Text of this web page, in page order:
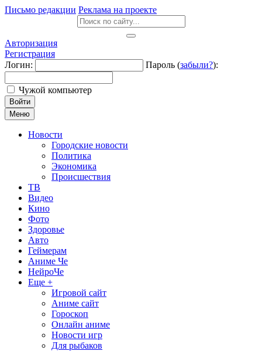
Письмо редакции Реклама на проекте
Авторизация
Регистрация
Логин:
Пароль (забыли?):
Чужой компьютер
Войти
Меню
Новости
Городские новости
Политика
Экономика
Происшествия
ТВ
Видео
Кино
Фото
Здоровье
Авто
Геймерам
Аниме Че
НейроЧе
Еще +
Игровой сайт
Аниме сайт
Гороскоп
Онлайн аниме
Новости игр
Для рыбаков